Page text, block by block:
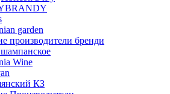
garden
производители бренди
Wine
КЗ